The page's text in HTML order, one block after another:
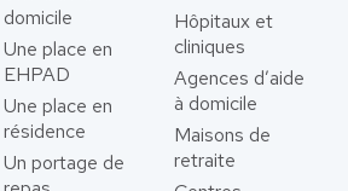
domicile
Une place en
EHPAD
Une place en
résidence
Un portage de
Hôpitaux et
cliniques
Agences d’aide
à domicile
Maisons de
retraite